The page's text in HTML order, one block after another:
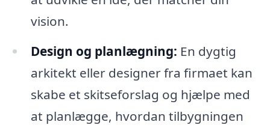
vision.
Design og planlægning: En dygtig
arkitekt eller designer fra firmaet kan
skabe et skitseforslag og hjælpe med
at planlægge, hvordan tilbygningen